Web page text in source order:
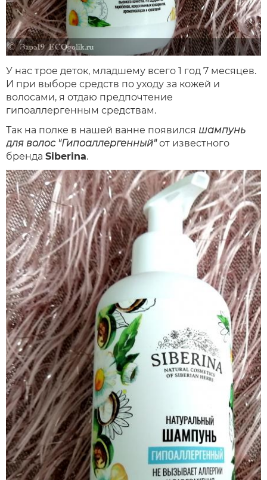
У нас трое деток, младшему всего 1 год 7 месяцев.
И при выборе средств по уходу за кожей и
волосами, я отдаю предпочтение
гипоаллергенным средствам.
Так на полке в нашей ванне появился шампунь
для волос "Гипоаллергенный"от известного
бренда Siberina.